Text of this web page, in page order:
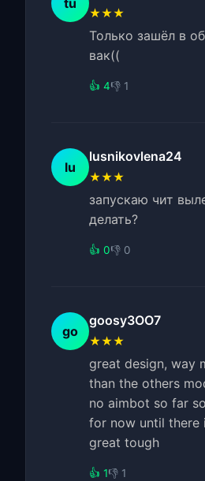
tu
★★★
Только зашёл в
вак((
👍 4👎 1
lu
lusnikovlena24
★★★
запускаю чит
делать?
👍 0👎 0
go
goosy3OO7
★★★
great design, way
than the others
no aimbot so far
for now until there
great tough
👍 1👎 1